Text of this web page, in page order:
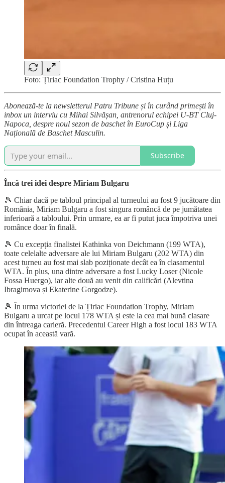
Foto: Țiriac Foundation Trophy / Cristina Huțu
Abonează-te la newsletterul Patru Tribune și în curând primești în
inbox un interviu cu Mihai Silvășan, antrenorul echipei U-BT Cluj-
Napoca, despre noul sezon de baschet în EuroCup și Liga
Națională de Baschet Masculin.
Subscribe
Încă trei idei despre Miriam Bulgaru
🎾 Chiar dacă pe tabloul principal al turneului au fost 9 jucătoare din
România, Miriam Bulgaru a fost singura româncă de pe jumătatea
inferioară a tabloului. Prin urmare, ea ar fi putut juca împotriva unei
românce doar în finală.
🎾 Cu excepția finalistei Kathinka von Deichmann (199 WTA),
toate celelalte adversare ale lui Miriam Bulgaru (202 WTA) din
acest turneu au fost mai slab poziționate decât ea în clasamentul
WTA. În plus, una dintre adversare a fost Lucky Loser (Nicole
Fossa Huergo), iar alte două au venit din calificări (Alevtina
Ibragimova și Ekaterine Gorgodze).
🎾 În urma victoriei de la Țiriac Foundation Trophy, Miriam
Bulgaru a urcat pe locul 178 WTA și este la cea mai bună clasare
din întreaga carieră. Precedentul Career High a fost locul 183 WTA
ocupat în această vară.